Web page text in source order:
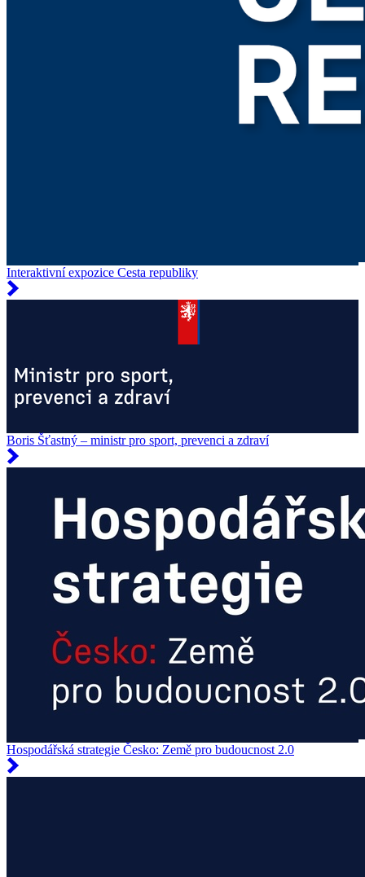
Interaktivní expozice Cesta republiky
Boris Šťastný – ministr pro sport, prevenci a zdraví
Hospodářská strategie Česko: Země pro budoucnost 2.0